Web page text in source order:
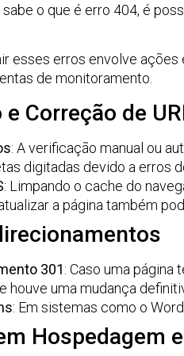
o que é erro 404, é
esses erros envolve
de monitoramento.
Correção de
: A verificação manual ou
digitadas devido a erros
: Limpando o cache do
a página também
301: Caso uma
houve uma mudança
: Em sistemas como o
Hospedagem